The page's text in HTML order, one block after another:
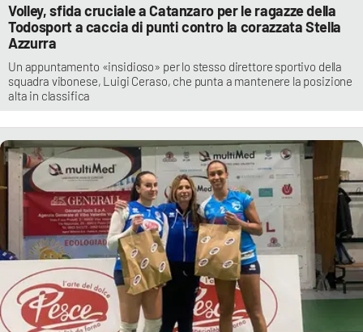
Volley, sfida cruciale a Catanzaro per le ragazze della
Todosport a caccia di punti contro la corazzata Stella
Azzurra
Un appuntamento «insidioso» per lo stesso direttore sportivo della
squadra vibonese, Luigi Ceraso, che punta a mantenere la posizione
alta in classifica